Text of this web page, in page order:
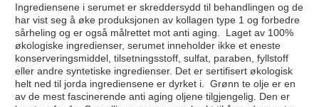
Ingrediensene i serumet er skreddersydd til behandlingen og de
har vist seg å øke produksjonen av kollagen type 1 og forbedre
sårheling og er også målrettet mot anti aging. Laget av 100%
økologiske ingredienser, serumet inneholder ikke et eneste
konserveringsmiddel, tilsetningsstoff, sulfat, paraben, fyllstoff
eller andre syntetiske ingredienser. Det er sertifisert økologisk
helt ned til jorda ingrediensene er dyrket i. Grønn te olje er en
av de mest fascinerende anti aging oljene tilgjengelig. Den er